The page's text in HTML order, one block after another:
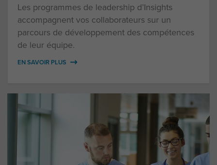
Les programmes de leadership d’Insights
accompagnent vos collaborateurs sur un
parcours de développement des compétences
de leur équipe.
EN SAVOIR PLUS